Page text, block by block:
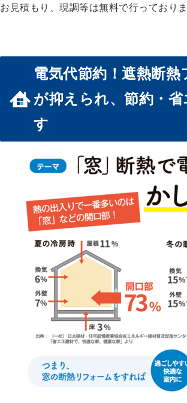
お見積もり、現調等は無料で行っており
電気代節約！遮熱断
が抑えられ、節約・
す